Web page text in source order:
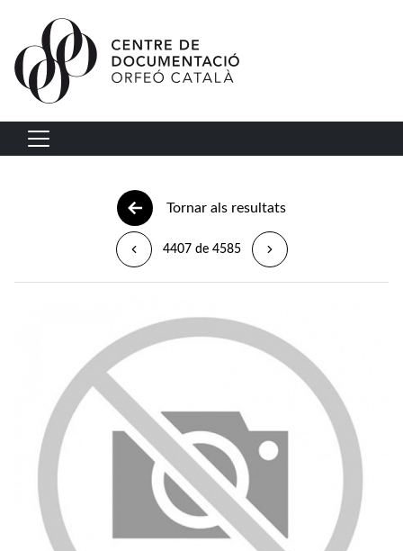
Vés al contingut
Navegació principal
Tornar als resultats
4407 de 4585